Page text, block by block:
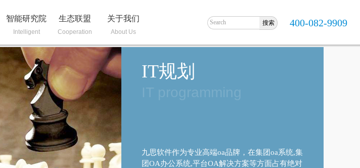
智能研究院
Intelligent
生态联盟
Cooperation
关于我们
About Us
400-082-9909
IT规划
IT programming
九思软件作为专业高端oa品牌，在集团oa系统,集
团OA办公系统,平台OA解决方案等方面占有绝对